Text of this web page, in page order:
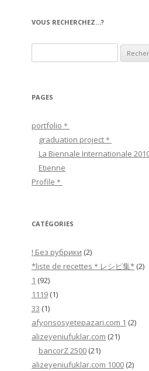
e
s
VOUS RECHERCHEZ…?
e
h
r
PAGES
portfolio＊
graduation project＊
La Biennale Internationale
Etienne
Profile＊
CATÉGORIES
! Без рубрики (2)
*liste de recettes＊レシピ集* (2)
1 (92)
1119 (1)
33 (1)
afyonsosyetepazari.com 1 (2)
alizeyeniufuklar.com (21)
bancorZ 2500 (21)
alizeyeniufuklar.com 1000 (2)